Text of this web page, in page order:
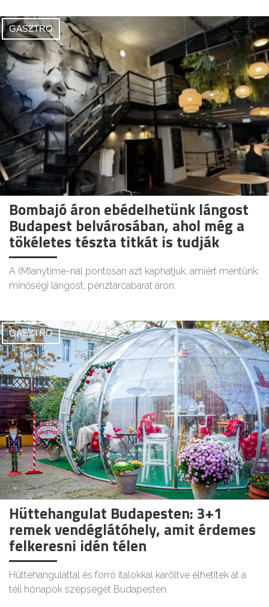
GASZTRO
Bombajó áron ebédelhetünk lángost
Budapest belvárosában, ahol még a
tökéletes tészta titkát is tudják
A (M)anytime-nál pontosan azt kaphatjuk, amiért mentünk:
minőségi lángost, pénztárcabarát áron.
GASZTRO
Hüttehangulat Budapesten: 3+1
remek vendéglátóhely, amit érdemes
felkeresni idén télen
Hüttehangulattal és forró italokkal karöltve élhetitek át a
téli hónapok szépségét Budapesten.